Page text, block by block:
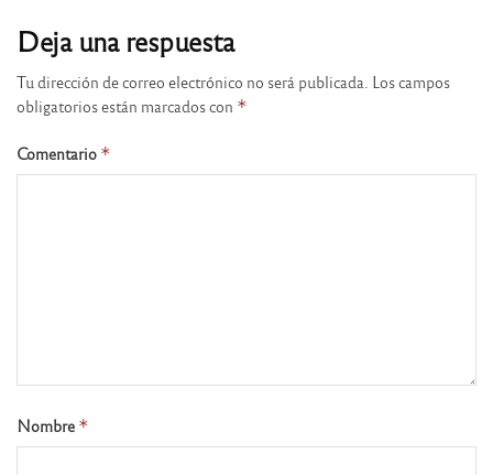
Deja una respuesta
Tu dirección de correo electrónico no será publicada. Los campos
obligatorios están marcados con *
Comentario *
Nombre *